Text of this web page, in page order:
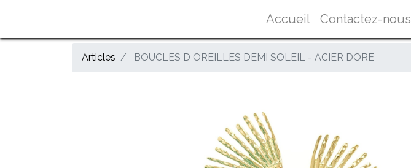
Accueil Contactez-nous
Articles BOUCLES D OREILLES DEMI SOLEIL - ACIER DORE